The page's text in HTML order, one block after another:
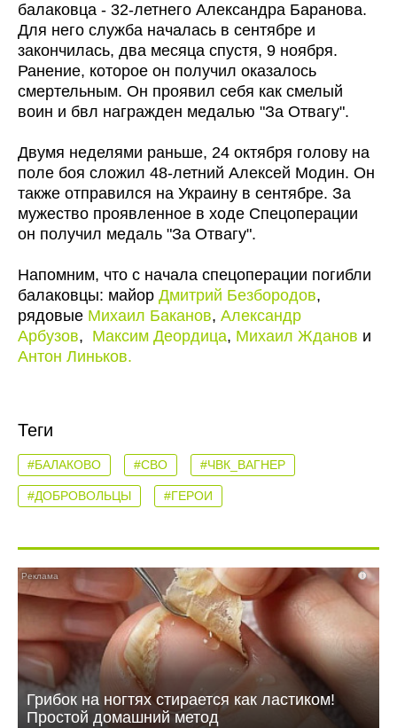
балаковца - 32-летнего Александра Баранова.
Для него служба началась в сентябре и
закончилась, два месяца спустя, 9 ноября.
Ранение, которое он получил оказалось
смертельным. Он проявил себя как смелый
воин и бвл награжден медалью "За Отвагу".
Двумя неделями раньше, 24 октября голову на
поле боя сложил 48-летний Алексей Модин. Он
также отправился на Украину в сентябре. За
мужество проявленное в ходе Спецоперации
он получил медаль "За Отвагу".
Напомним, что с начала спецоперации погибли
балаковцы: майор Дмитрий Безбородов,
рядовые Михаил Баканов, Александр
Арбузов, Максим Деордица, Михаил Жданов и
Антон Линьков.
Теги
#БАЛАКОВО #СВО #ЧВК_ВАГНЕР
#ДОБРОВОЛЬЦЫ #ГЕРОИ
i
Грибок на ногтях стирается как ластиком!
Простой домашний метод